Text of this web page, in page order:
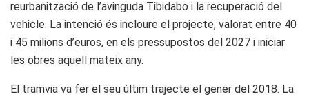
reurbanització de l’avinguda Tibidabo i la recuperació del
vehicle. La intenció és incloure el projecte, valorat entre 40
i 45 milions d’euros, en els pressupostos del 2027 i iniciar
les obres aquell mateix any.
El tramvia va fer el seu últim trajecte el gener del 2018. La